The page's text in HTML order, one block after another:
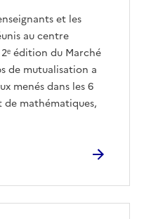
et les
au centre
édition du Marché
de mutualisation a
menés dans les 6
mathématiques,